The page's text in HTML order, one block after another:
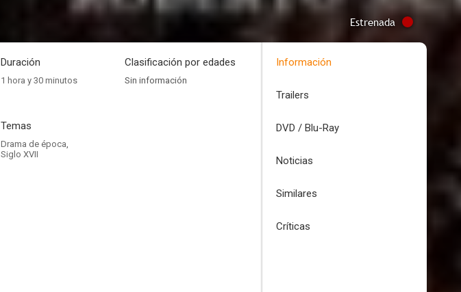
Estrenada
Duración
1 hora y 30 minutos
Clasificación por edades
Sin información
Temas
Drama de época,
Siglo XVII
Información
Trailers
DVD / Blu-Ray
Noticias
Similares
Críticas